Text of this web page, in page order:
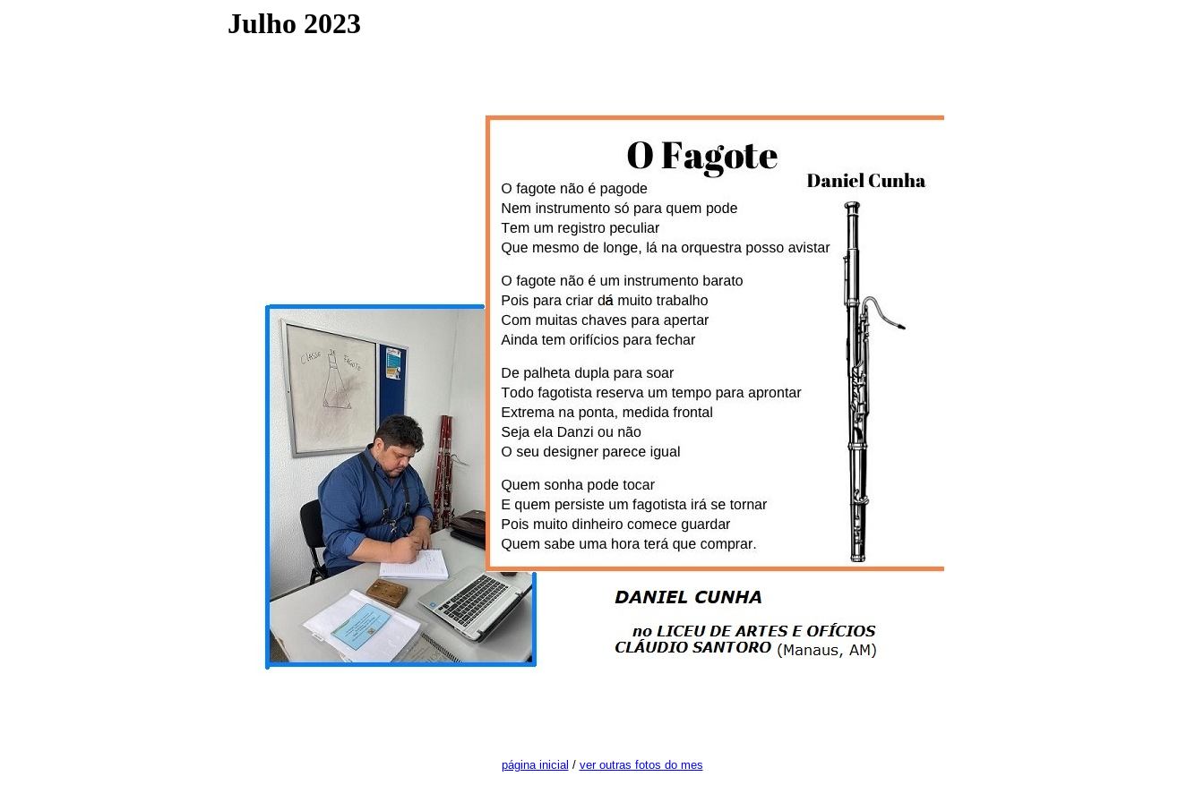
Julho 2023
página inicial / ver outras fotos do mes